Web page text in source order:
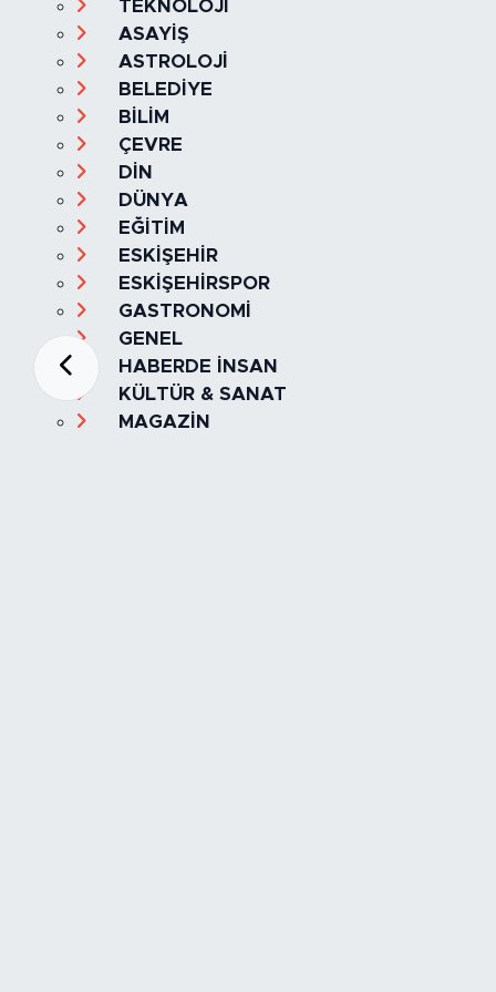
TEKNOLOJİ
ASAYİŞ
ASTROLOJİ
BELEDİYE
BİLİM
ÇEVRE
DİN
DÜNYA
EĞİTİM
ESKİŞEHİR
ESKİŞEHİRSPOR
GASTRONOMİ
GENEL
HABERDE İNSAN
KÜLTÜR & SANAT
MAGAZİN